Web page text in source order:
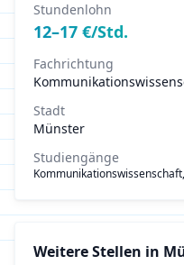
Stundenlohn
12–17 €/Std.
Fachrichtung
Stadt
Münster
Studiengänge
Weitere Stellen in